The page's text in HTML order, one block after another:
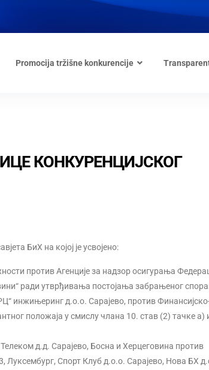
Promocija tržišne konkurencije
КОНКУРЕНЦИЈСКОГ
БиХ на којој је усвојено:
против Агенције за надзор осигурања
ради утврђивања постојања забрањеног
инжињеринг д.о.о. Сарајево, против
положаја у смислу члана 10. став (2) тачке а)
д.д. Сарајево, Босна и Херцеговина против
Луксембург, Спорт Клуб д.о.о. Сарајево, Нова БХ